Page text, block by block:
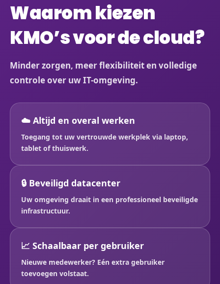
Waarom kiezen
KMO’s voor de cloud?
Minder zorgen, meer flexibiliteit en volledige
controle over uw IT-omgeving.
☁️ Altijd en overal werken
Toegang tot uw vertrouwde werkplek via laptop,
tablet of thuiswerk.
🔒 Beveiligd datacenter
Uw omgeving draait in een professioneel beveiligde
infrastructuur.
📈 Schaalbaar per gebruiker
Nieuwe medewerker? Eén extra gebruiker
toevoegen volstaat.